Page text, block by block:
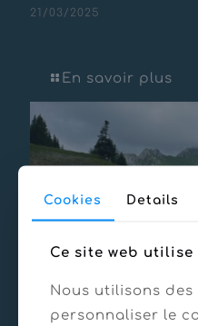
21/03/2025
En savoir plus
Cookies Details
Ce site web utilise
Nous utilisons
personnaliser le